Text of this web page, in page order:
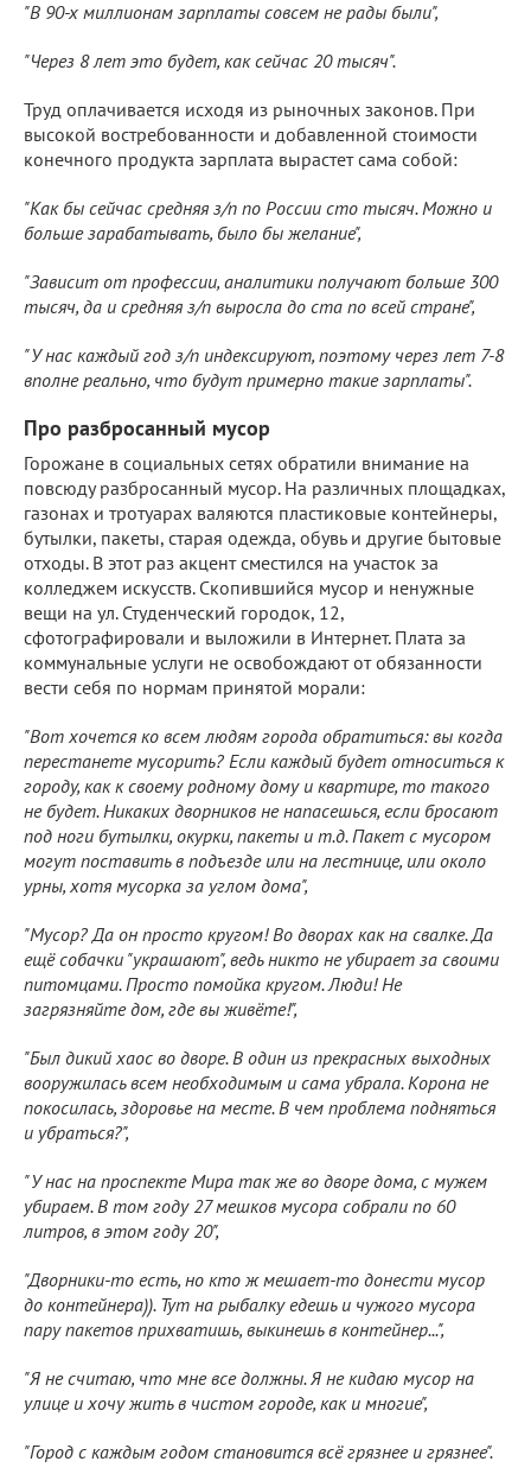
"В 90-х миллионам зарплаты совсем не рады были",
"Через 8 лет это будет, как сейчас 20 тысяч".
Труд оплачивается исходя из рыночных законов. При
высокой востребованности и добавленной стоимости
конечного продукта зарплата вырастет сама собой:
"Как бы сейчас средняя з/п по России сто тысяч. Можно и
больше зарабатывать, было бы желание",
"Зависит от профессии, аналитики получают больше 300
тысяч, да и средняя з/п выросла до ста по всей стране",
"У нас каждый год з/п индексируют, поэтому через лет 7-8
вполне реально, что будут примерно такие зарплаты".
Про разбросанный мусор
Горожане в социальных сетях обратили внимание на
повсюду разбросанный мусор. На различных площадках,
газонах и тротуарах валяются пластиковые контейнеры,
бутылки, пакеты, старая одежда, обувь и другие бытовые
отходы. В этот раз акцент сместился на участок за
колледжем искусств. Скопившийся мусор и ненужные
вещи на ул. Студенческий городок, 12,
сфотографировали и выложили в Интернет. Плата за
коммунальные услуги не освобождают от обязанности
вести себя по нормам принятой морали:
"Вот хочется ко всем людям города обратиться: вы когда
перестанете мусорить? Если каждый будет относиться к
городу, как к своему родному дому и квартире, то такого
не будет. Никаких дворников не напасешься, если бросают
под ноги бутылки, окурки, пакеты и т.д. Пакет с мусором
могут поставить в подъезде или на лестнице, или около
урны, хотя мусорка за углом дома",
"Мусор? Да он просто кругом! Во дворах как на свалке. Да
ещё собачки "украшают", ведь никто не убирает за своими
питомцами. Просто помойка кругом. Люди! Не
загрязняйте дом, где вы живёте!",
"Был дикий хаос во дворе. В один из прекрасных выходных
вооружилась всем необходимым и сама убрала. Корона не
покосилась, здоровье на месте. В чем проблема подняться
и убраться?",
"У нас на проспекте Мира так же во дворе дома, с мужем
убираем. В том году 27 мешков мусора собрали по 60
литров, в этом году 20",
"Дворники-то есть, но кто ж мешает-то донести мусор
до контейнера)). Тут на рыбалку едешь и чужого мусора
пару пакетов прихватишь, выкинешь в контейнер...",
"Я не считаю, что мне все должны. Я не кидаю мусор на
улице и хочу жить в чистом городе, как и многие",
"Город с каждым годом становится всё грязнее и грязнее".